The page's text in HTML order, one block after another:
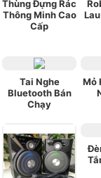
Thùng Đựng Rác
Thông Minh Cao
Cấp
Tai Nghe
Bluetooth Bán
Chạy
Mỏ